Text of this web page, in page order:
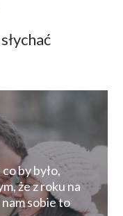
by było,
że z roku na
sobie to